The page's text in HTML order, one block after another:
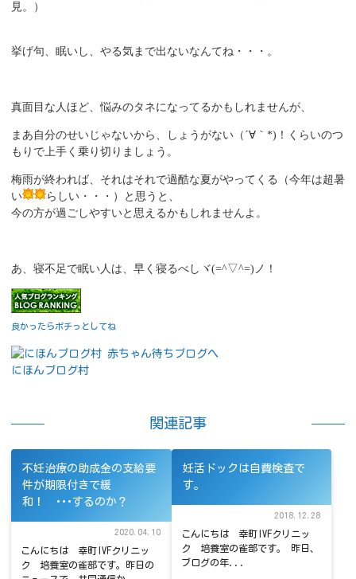
見。）
挙げ句、眠いし、やる気まで出ないなんてね・・・。
真面目な人ほど、悩みのタネになってるかもしれませんが、
まあ自分のせいじゃないから、しょうがない（´∀｀*)！くらいのつ
もりで上手く乗り切りましょう。
梅雨が終われば、それはそれで過酷な夏がやってくる（今年は超暑
い
らしい・・・）と思うと、
今の方が過ごしやすいと思えるかもしれませんよ。
あ、寝不足で眠い人は、早く寝るべしヾ(=^▽^=)ノ！
良かったらポチっとしてね
にほんブログ村
関連記事
不妊治療の助成金の支給要
件が期限付きで緩
和！ ･･･するのか？
2020.04.10
こんにちは 幸町IVFクリニッ
ク 培養室の雀部です。昨日の
妊活ドックは自費検査で
す。
2018.12.28
こんにちは 幸町IVFクリニッ
ク 培養室の雀部です。 昨日、
ブログの年...